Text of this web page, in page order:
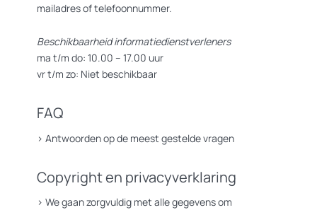
mailadres of telefoonnummer.
Beschikbaarheid informatiedienstverleners
ma t/m do: 10.00 – 17.00 uur
vr t/m zo: Niet beschikbaar
FAQ
> Antwoorden op de meest gestelde vragen
Copyright en privacyverklaring
> We gaan zorgvuldig met alle gegevens om